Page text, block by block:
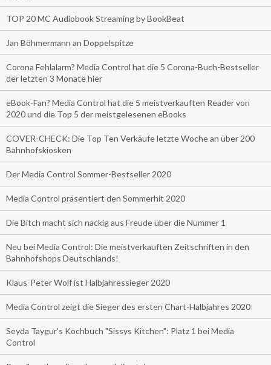
TOP 20 MC Audiobook Streaming by BookBeat
Jan Böhmermann an Doppelspitze
Corona Fehlalarm? Media Control hat die 5 Corona-Buch-Bestseller
der letzten 3 Monate hier
eBook-Fan? Media Control hat die 5 meistverkauften Reader von
2020 und die Top 5 der meistgelesenen eBooks
COVER-CHECK: Die Top Ten Verkäufe letzte Woche an über 200
Bahnhofskiosken
Der Media Control Sommer-Bestseller 2020
Media Control präsentiert den Sommerhit 2020
Die Bitch macht sich nackig aus Freude über die Nummer 1
Neu bei Media Control: Die meistverkauften Zeitschriften in den
Bahnhofshops Deutschlands!
Klaus-Peter Wolf ist Halbjahressieger 2020
Media Control zeigt die Sieger des ersten Chart-Halbjahres 2020
Seyda Taygur's Kochbuch "Sissys Kitchen": Platz 1 bei Media
Control